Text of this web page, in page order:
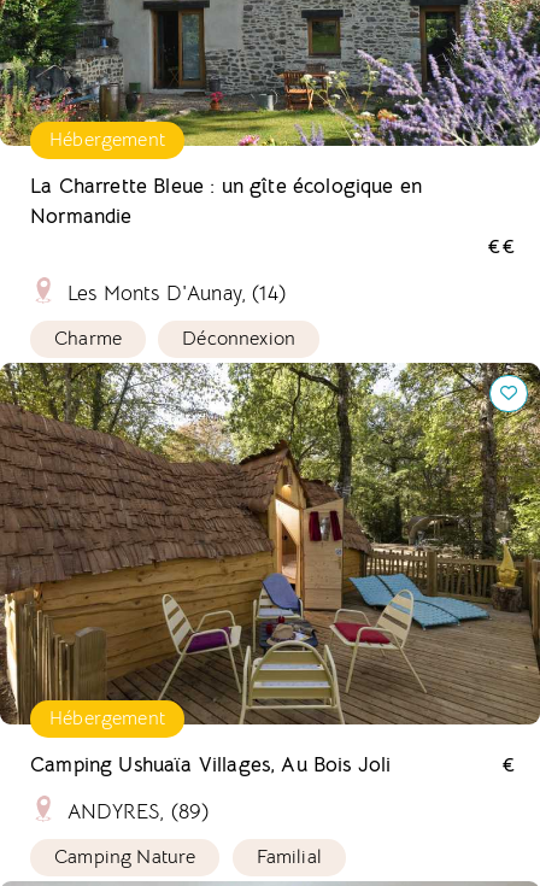
Hébergement
La Charrette Bleue : un gîte écologique en
Normandie
€€
Les Monts D'Aunay, (14)
Charme Déconnexion
Hébergement
Camping Ushuaïa Villages, Au Bois Joli
€
ANDYRES, (89)
Camping Nature Familial
Camping Ushuaïa Villages, Au Bois Joli